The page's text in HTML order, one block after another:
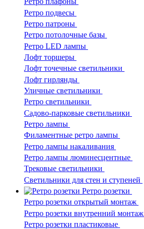
Ретро подвесы
Ретро патроны
Ретро потолочные базы
Ретро LED лампы
Лофт торшеры
Лофт точечные светильники
Лофт гирлянды
Уличные светильники
Ретро светильники
Садово-парковые светильники
Ретро лампы
Филаментные ретро лампы
Ретро лампы накаливания
Ретро лампы люминесцентные
Трековые светильники
Светильники для стен и ступеней
Ретро розетки
Ретро розетки открытый монтаж
Ретро розетки внутренний монтаж
Ретро розетки пластиковые